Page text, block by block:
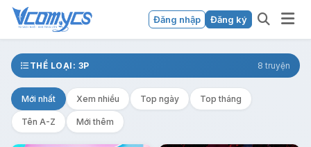
Đăng nhập Đăng ký
THỂ LOẠI: 3P 8 truyện
Mới nhất Xem nhiều Top ngày Top tháng
Tên A-Z Mới thêm